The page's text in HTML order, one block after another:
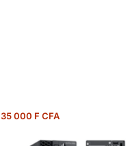
35 000 F CFA